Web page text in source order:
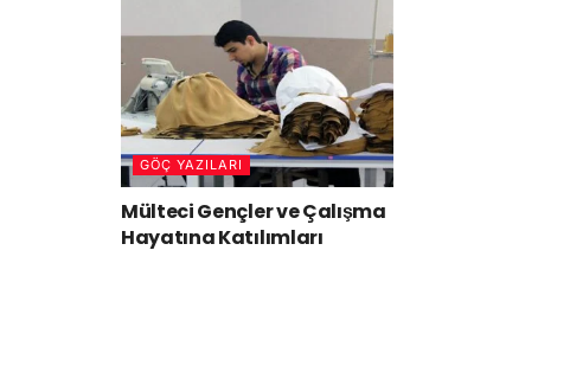
GÖÇ YAZILARI
Mülteci Gençler ve Çalışma
Hayatına Katılımları